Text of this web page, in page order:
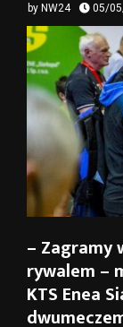
by NW24 05/
– Zagramy
rywalem –
KTS Enea